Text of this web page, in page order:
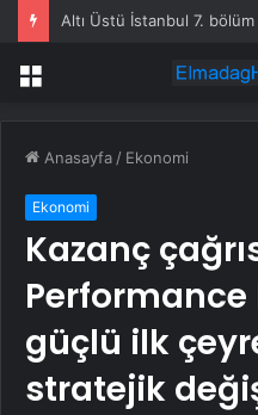
Altı Üstü İstanbul 7. bölüm
Menü
Anasayfa / Ekonomi
Ekonomi
Kazanç
güçlü ilk
stratejik